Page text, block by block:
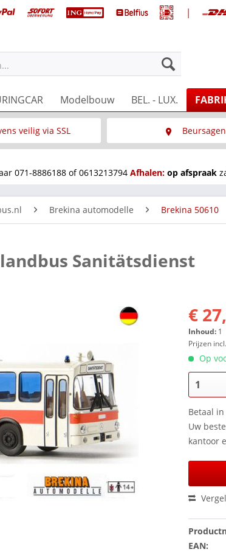
|
Modelbouw BEL. - LUX.
veilig via SSL
071-8886188 of 0613213794 Afhalen: op afspraak
Brekina automodelle Brekina 50610
Sanitätsdienst
€
Inhoud: 1
Prijzen
Op
Betaal
Uw
kantoor
EAN: